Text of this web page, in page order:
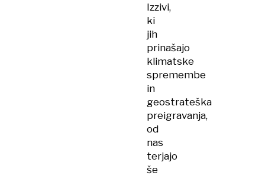
Izzivi,
ki
jih
prinašajo
klimatske
spremembe
in
geostrateška
preigravanja,
od
nas
terjajo
še